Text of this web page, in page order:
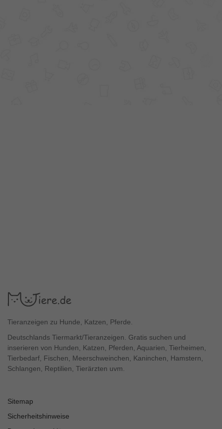
Tieranzeigen zu Hunde, Katzen, Pferde.
Deutschlands Tiermarkt/Tieranzeigen. Gratis suchen und
inserieren von Hunden, Katzen, Pferden, Aquarien, Tierheimen,
Tierbedarf, Fischen, Meerschweinchen, Kaninchen, Hamstern,
Schlangen, Reptilien, Tierärzten uvm.
Sitemap
Sicherheitshinweise